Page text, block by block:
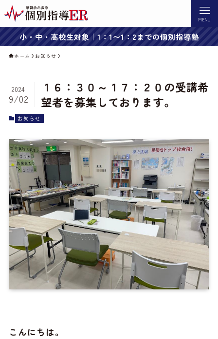
MENU
小・中・高校生対象｜1：1〜1：2までの個別指導塾
ホーム お知らせ
１６：３０～１７：２０の受講希
望者を募集しております。
2024
9/02
お知らせ
こんにちは。